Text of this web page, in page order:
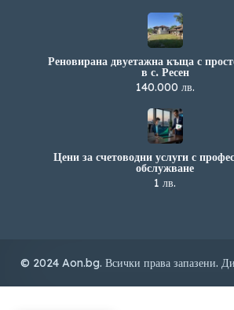
Реновирана двуетажна къща с
в с. Ресен
140.000 лв.
Цени за счетоводни услуги с
обслужване
1 лв.
© 2024 Aon.bg. Всички права запазени.